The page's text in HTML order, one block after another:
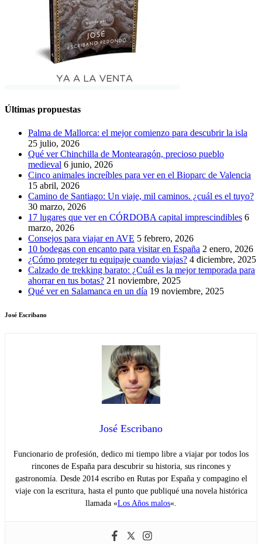
Últimas propuestas
Palma de Mallorca: el mejor comienzo para descubrir la isla
25 julio, 2026
Qué ver Chinchilla de Montearagón, precioso pueblo
medieval 6 junio, 2026
Cinco animales increíbles para ver en el Bioparc de Valencia
15 abril, 2026
Camino de Santiago: Un viaje, mil caminos. ¿cuál es el tuyo?
30 marzo, 2026
17 lugares que ver en CÓRDOBA capital imprescindibles 6
marzo, 2026
Consejos para viajar en AVE 5 febrero, 2026
10 bodegas con encanto para visitar en España 2 enero, 2026
¿Cómo proteger tu equipaje cuando viajas? 4 diciembre, 2025
Calzado de trekking barato: ¿Cuál es la mejor temporada para
ahorrar en tus botas? 21 noviembre, 2025
Qué ver en Salamanca en un día 19 noviembre, 2025
José Escribano
José Escribano
Funcionario de profesión, dedico mi tiempo libre a viajar por todos los
rincones de España para descubrir su historia, sus rincones y
gastronomía. Desde 2014 escribo en Rutas por España y compagino el
viaje con la escritura, hasta el punto que publiqué una novela histórica
llamada «Los Años malos«.